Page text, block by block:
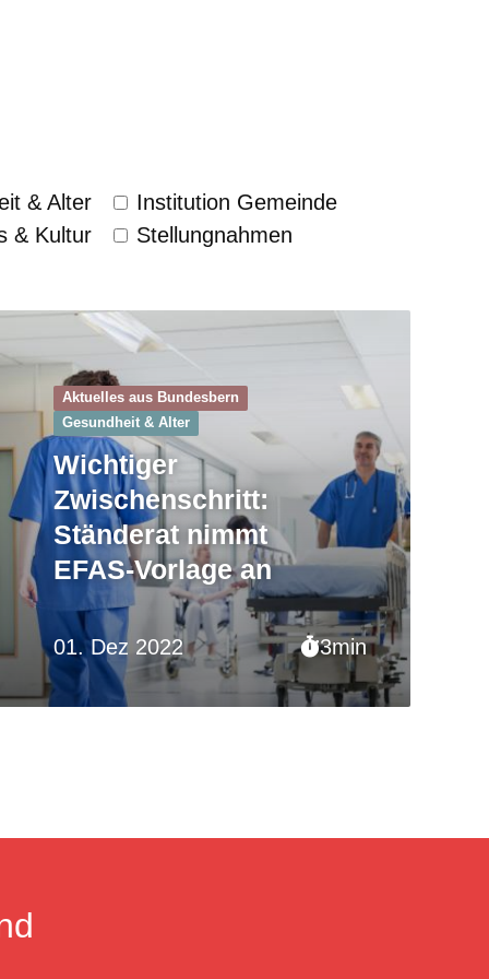
& Alter
Institution Gemeinde
& Kultur
Stellungnahmen
01. Dez 2022 3min
Aktuelles aus Bundesbern
Gesundheit & Alter
Wichtiger
Zwischenschritt:
Ständerat nimmt
EFAS-Vorlage an